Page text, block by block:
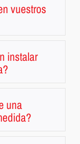
vuestros
instalar
una